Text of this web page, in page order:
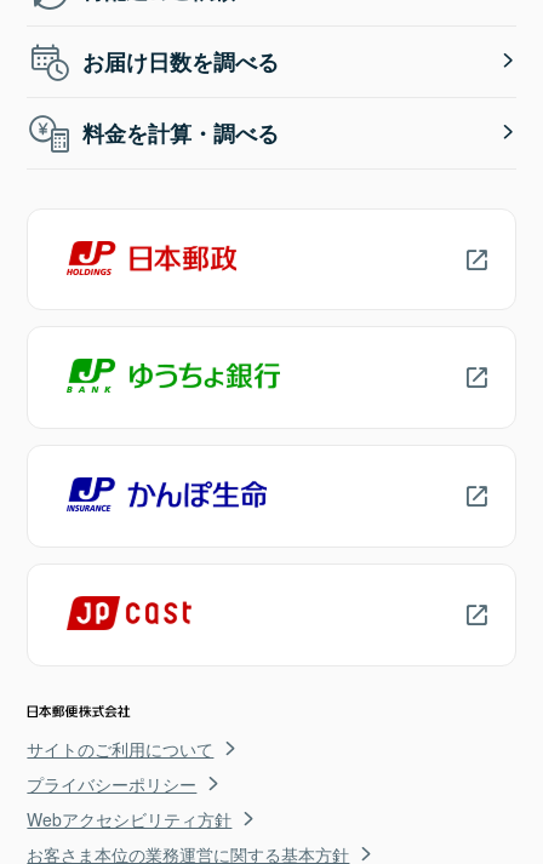
お届け日数を調べる
料金を計算・調べる
サイトのご利用について
プライバシーポリシー
Webアクセシビリティ方針
お客さま本位の業務運営に関する基本方針